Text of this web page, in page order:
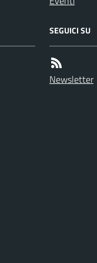
SEGUICI SU
Newsletter